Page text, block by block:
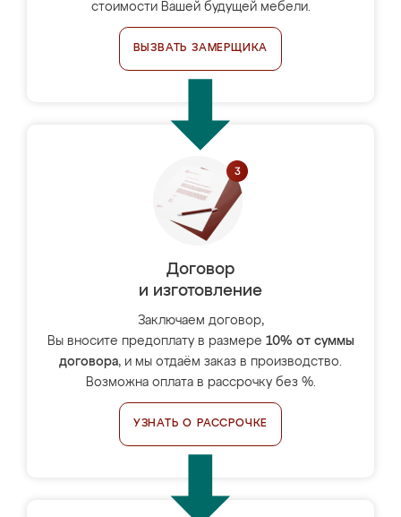
стоимости Вашей будущей мебели.
ВЫЗВАТЬ ЗАМЕРЩИКА
Договор
и изготовление
Заключаем договор,
Вы вносите предоплату в размере 10% от суммы
договора, и мы отдаём заказ в производство.
Возможна оплата в рассрочку без %.
УЗНАТЬ О РАССРОЧКЕ